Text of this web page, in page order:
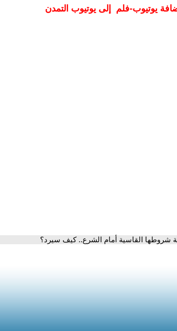
يوتيوب-فلم إلى يوتيوب التمدن
شروطها القاسية أمام الشرع.. كيف سيرد؟